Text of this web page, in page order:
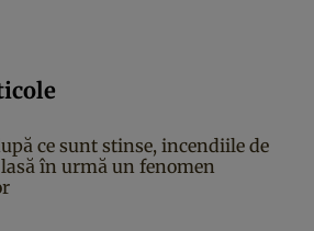
ce sunt stinse, incendiile de
în urmă un fenomen